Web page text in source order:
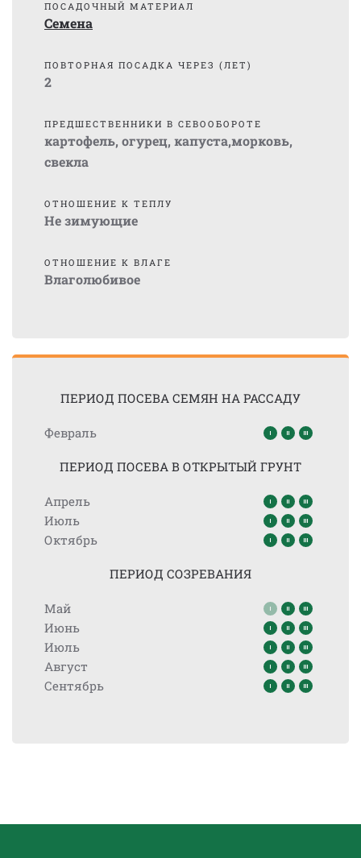
ПОСАДОЧНЫЙ МАТЕРИАЛ
Семена
ПОВТОРНАЯ ПОСАДКА ЧЕРЕЗ (ЛЕТ)
2
ПРЕДШЕСТВЕННИКИ В СЕВООБОРОТЕ
картофель, огурец, капуста,морковь,
свекла
ОТНОШЕНИЕ К ТЕПЛУ
Не зимующие
ОТНОШЕНИЕ К ВЛАГЕ
Влаголюбивое
ПЕРИОД ПОСЕВА СЕМЯН НА РАССАДУ
Февраль
ПЕРИОД ПОСЕВА В ОТКРЫТЫЙ ГРУНТ
Апрель
Июль
Октябрь
ПЕРИОД СОЗРЕВАНИЯ
Май
Июнь
Июль
Август
Сентябрь